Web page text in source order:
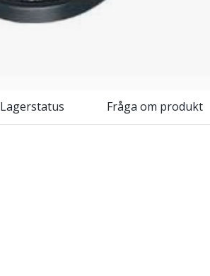
Lagerstatus Fråga om produkt